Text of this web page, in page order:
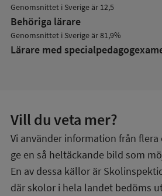
Genomsnittet i Sverige är 12,5
Behöriga lärare
Genomsnittet i Sverige är 81,9%
Lärare med
Vill du veta mer?
Vi använder information från
ge en så heltäckande bild som
En av dessa källor är
där skolor i hela landet bedöms